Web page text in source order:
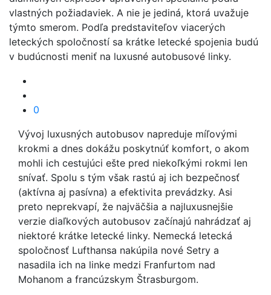
vlastných požiadaviek. A nie je jediná, ktorá uvažuje
týmto smerom. Podľa predstaviteľov viacerých
leteckých spoločností sa krátke letecké spojenia budú
v budúcnosti meniť na luxusné autobusové linky.
0
Vývoj luxusných autobusov napreduje míľovými
krokmi a dnes dokážu poskytnúť komfort, o akom
mohli ich cestujúci ešte pred niekoľkými rokmi len
snívať. Spolu s tým však rastú aj ich bezpečnosť
(aktívna aj pasívna) a efektivita prevádzky. Asi
preto neprekvapí, že najväčšia a najluxusnejšie
verzie diaľkových autobusov začínajú nahrádzať aj
niektoré krátke letecké linky. Nemecká letecká
spoločnosť Lufthansa nakúpila nové Setry a
nasadila ich na linke medzi Franfurtom nad
Mohanom a francúzskym Štrasburgom.